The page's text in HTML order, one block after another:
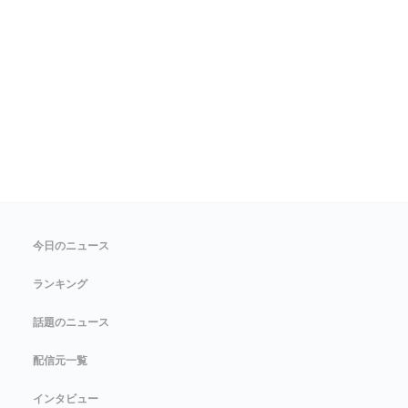
今日のニュース
ランキング
話題のニュース
配信元一覧
インタビュー